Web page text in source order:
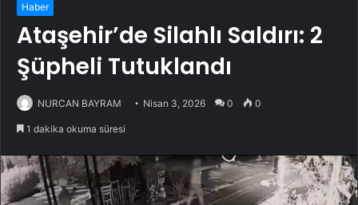
Haber
Ataşehir’de Silahlı Saldırı: 2
Şüpheli Tutuklandı
NURCAN BAYRAM Nisan 3, 2026 0 0
1 dakika okuma süresi